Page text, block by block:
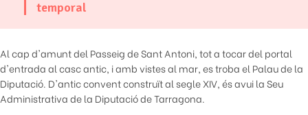
temporal
Al cap d'amunt del Passeig de Sant Antoni, tot a tocar del portal
d'entrada al casc antic, i amb vistes al mar, es troba el Palau de la
Diputació. D'antic convent construït al segle XIV, és avui la Seu
Administrativa de la Diputació de Tarragona.